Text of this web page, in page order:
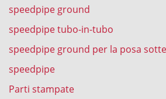
speedpipe ground
speedpipe tubo-in-tubo
speedpipe ground per la posa
speedpipe
Parti stampate